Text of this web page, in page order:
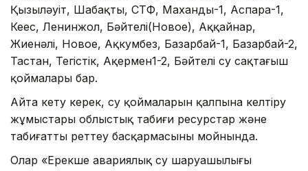
Қызыләуіт, Шабақты, СТФ, Маханды-1, Аспара-1,
Кеңес, Ленинжол, Бәйтелі(Новое), Аққайнар,
Жиенәлі, Новое, Ақкумбез, Базарбай-1, Базарбай-2,
Тастан, Тегістік, Ақермен1-2, Бәйтелі су сақтағыш
қоймалары бар.
Айта кету керек, су қоймаларын қалпына келтіру
жұмыстары облыстық табиғи ресурстар және
табиғатты реттеу басқармасының мойнында.
Олар «Ерекше авариялық су шаруашылығы